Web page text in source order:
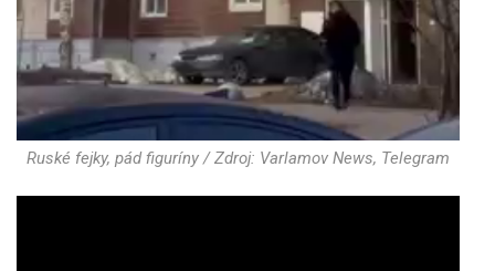
Ruské fejky, pád figuríny / Zdroj: Varlamov News, Telegram